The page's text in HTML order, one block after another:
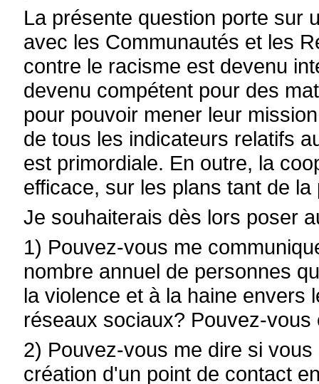
La présente question porte sur
avec les Communautés et les
contre le racisme est devenu
devenu compétent pour des
pour pouvoir mener leur
de tous les indicateurs relatifs
est primordiale. En outre, la
efficace, sur les plans tant de
Je souhaiterais dès lors poser
1) Pouvez-vous me
nombre annuel de personnes
la violence et à la haine envers
réseaux sociaux? Pouvez-
2) Pouvez-vous me dire si
création d'un point de contact